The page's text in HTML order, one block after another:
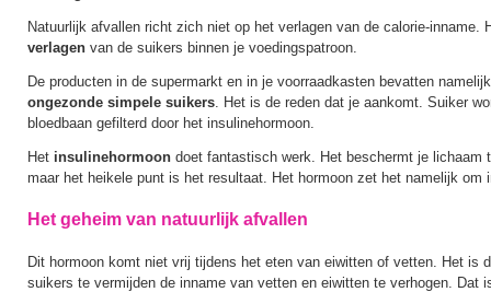
Natuurlijk afvallen richt zich niet op het verlagen van de calorie-inname.
verlagen van de suikers binnen je voedingspatroon.
De producten in de supermarkt en in je voorraadkasten bevatten
ongezonde simpele suikers. Het is de reden dat je aankomt. Suiker
bloedbaan gefilterd door het insulinehormoon.
Het insulinehormoon doet fantastisch werk. Het beschermt je lichaam
maar het heikele punt is het resultaat. Het hormoon zet het namelijk om
Het geheim van natuurlijk afvallen
Dit hormoon komt niet vrij tijdens het eten van eiwitten of vetten. Het is
suikers te vermijden de inname van vetten en eiwitten te verhogen. Dat